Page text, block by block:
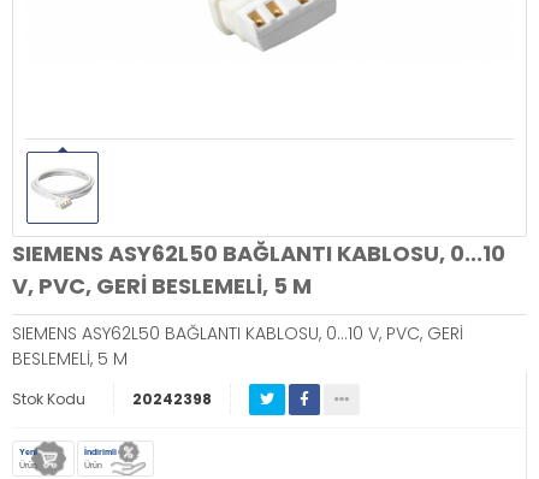
SIEMENS ASY62L50 BAĞLANTI KABLOSU, 0...10
V, PVC, GERİ BESLEMELİ, 5 M
SIEMENS ASY62L50 BAĞLANTI KABLOSU, 0...10 V, PVC, GERİ
BESLEMELİ, 5 M
Stok Kodu 20242398
Yeni
Ürün
İndirimli
Ürün